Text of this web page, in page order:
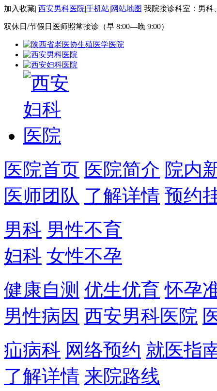
加入收藏| 西安男科医院|手机站|网站地图 我院接诊科室：男科
双休日/节假日医师照常接诊（早 8:00—晚 9:00）
医院首页 医院简介 院内
医师团队 了解详情 预约
男科 男性不育
妇科 女性不孕
健康自测 优生优育 怀孕
男性病因 西安男科医院
疝病科 网络预约 就医指
了解详情 来院路线